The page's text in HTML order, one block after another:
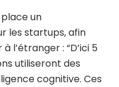
un
les startups, afin
l’étranger : “D’ici 5
utiliseront des
cognitive. Ces